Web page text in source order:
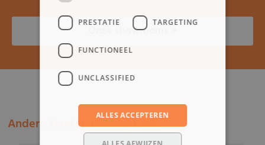
Onze showrooms >
Andere klanten bekeken ook:
PRESTATIE TARGETING
FUNCTIONEEL
UNCLASSIFIED
ALLES ACCEPTEREN